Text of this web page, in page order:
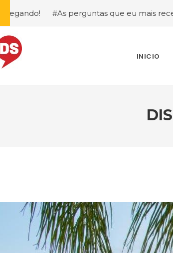
#As perguntas que eu mais recebo sobre a
INICIO